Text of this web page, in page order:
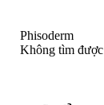
Phisoderm
Không tìm